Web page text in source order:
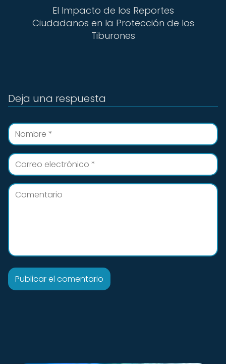
El Impacto de los Reportes
Ciudadanos en la Protección de los
Tiburones
Deja una respuesta